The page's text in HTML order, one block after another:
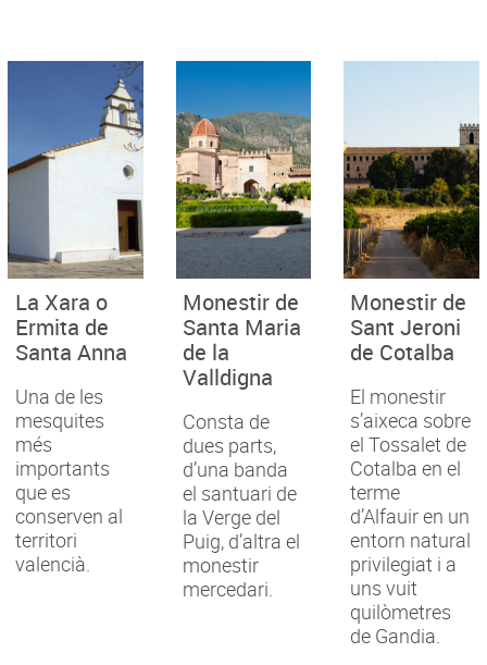
La Xara o
Ermita de
Santa Anna
Una de les
mesquites
més
importants
que es
conserven al
territori
valencià.
Monestir de
Santa Maria
de la
Valldigna
Consta de
dues parts,
d’una banda
el santuari de
la Verge del
Puig, d’altra el
monestir
mercedari.
Monestir de
Sant Jeroni
de Cotalba
El monestir
s’aixeca sobre
el Tossalet de
Cotalba en el
terme
d’Alfauir en un
entorn natural
privilegiat i a
uns vuit
quilòmetres
de Gandia.